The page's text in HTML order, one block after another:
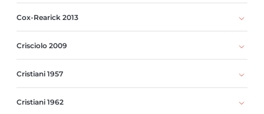
Cox-Rearick 2013
Crisciolo 2009
Cristiani 1957
Cristiani 1962